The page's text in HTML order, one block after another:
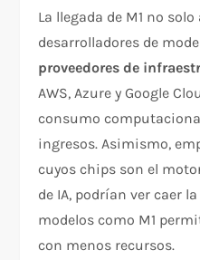
La llegada de M1 no
desarrolladores de
proveedores de
AWS, Azure y Google
consumo
ingresos. Asimismo,
cuyos chips son el
de IA, podrían ver caer
modelos como M1
con menos recursos.